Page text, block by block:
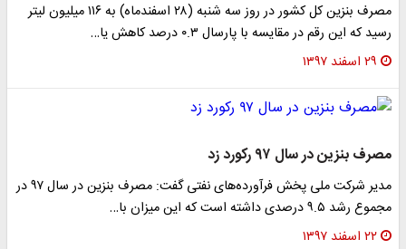
مصرف بنزین کل کشور در روز سه شنبه (۲۸ اسفندماه) به ۱۱۶ میلیون لیتر
رسید که این رقم در مقایسه با پارسال ۰.۳ درصد کاهش یا…
۲۹ اسفند ۱۳۹۷
مصرف بنزین در سال ۹۷ رکورد زد
مدیر شرکت ملی پخش فرآورده‌های نفتی گفت: مصرف بنزین در سال ۹۷ در
مجموع رشد ۹.۵ درصدی داشته است که این میزان با…
۲۲ اسفند ۱۳۹۷